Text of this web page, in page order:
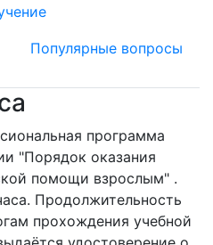
Популярные вопросы
программа
"Порядок оказания
помощи взрослым" .
Продолжительность
прохождения учебной